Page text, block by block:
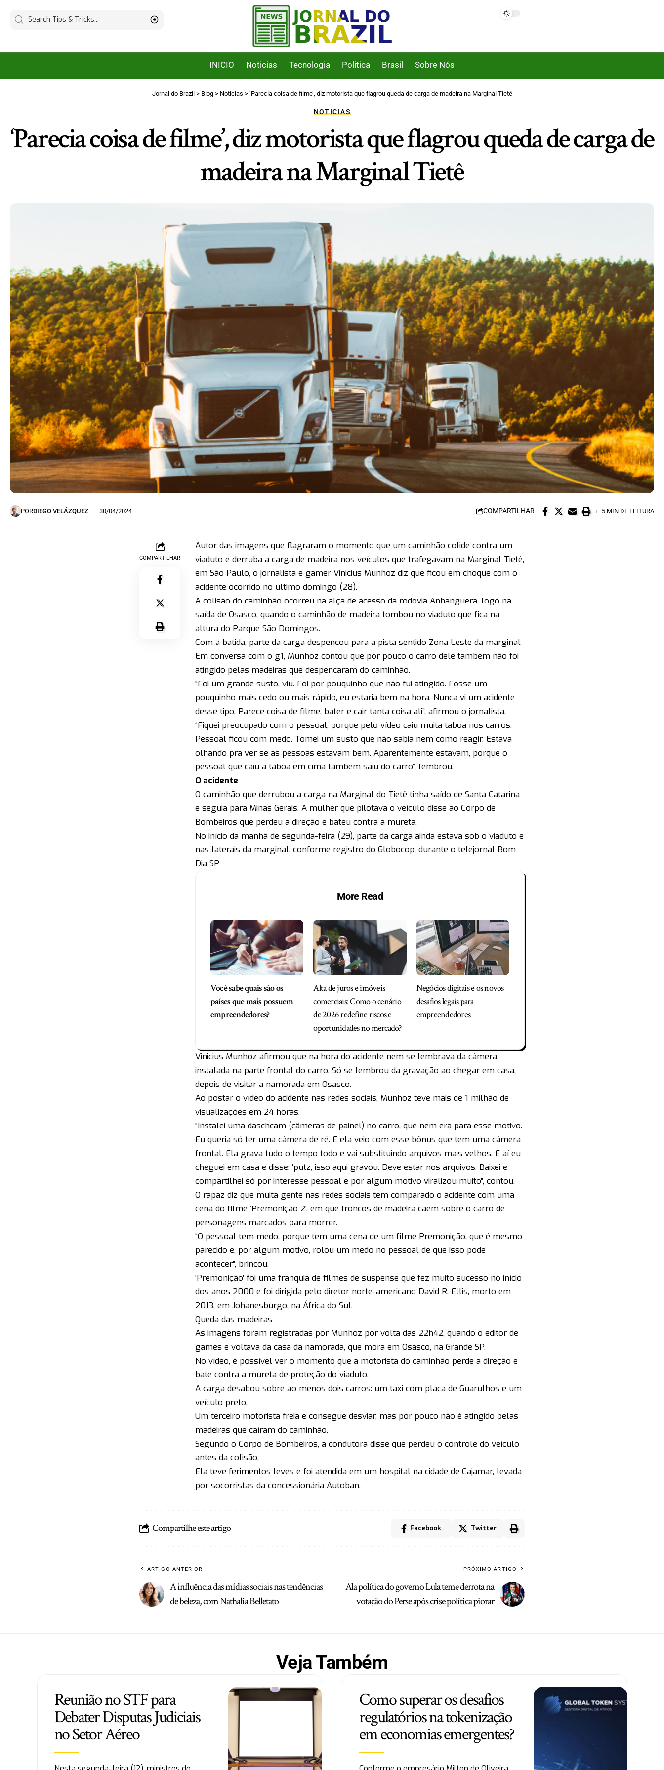
INICIO Noticias Tecnologia Politica Brasil Sobre Nós
Jornal do Brazil > Blog> Noticias > ‘Parecia coisa de filme’, diz motorista que flagrou queda de carga de madeira na Marginal Tietê
NOTICIAS
‘Parecia coisa de filme’, diz motorista que flagrou queda de carga de
madeira na Marginal Tietê
PORDIEGO VELÁZQUEZ 30/04/2024 COMPARTILHAR 5 MIN DE LEITURA
COMPARTILHAR
Autor das imagens que flagraram o momento que um caminhão colide contra um
viaduto e derruba a carga de madeira nos veículos que trafegavam na Marginal Tietê,
em São Paulo, o jornalista e gamer Vinicius Munhoz diz que ficou em choque com o
acidente ocorrido no último domingo (28).
A colisão do caminhão ocorreu na alça de acesso da rodovia Anhanguera, logo na
saída de Osasco, quando o caminhão de madeira tombou no viaduto que fica na
altura do Parque São Domingos.
Com a batida, parte da carga despencou para a pista sentido Zona Leste da marginal
Em conversa com o g1, Munhoz contou que por pouco o carro dele também não foi
atingido pelas madeiras que despencaram do caminhão.
“Foi um grande susto, viu. Foi por pouquinho que não fui atingido. Fosse um
pouquinho mais cedo ou mais rápido, eu estaria bem na hora. Nunca vi um acidente
desse tipo. Parece coisa de filme, bater e cair tanta coisa ali”, afirmou o jornalista.
“Fiquei preocupado com o pessoal, porque pelo vídeo caiu muita taboa nos carros.
Pessoal ficou com medo. Tomei um susto que não sabia nem como reagir. Estava
olhando pra ver se as pessoas estavam bem. Aparentemente estavam, porque o
pessoal que caiu a taboa em cima também saiu do carro”, lembrou.
O acidente
O caminhão que derrubou a carga na Marginal do Tietê tinha saído de Santa Catarina
e seguia para Minas Gerais. A mulher que pilotava o veículo disse ao Corpo de
Bombeiros que perdeu a direção e bateu contra a mureta.
No início da manhã de segunda-feira (29), parte da carga ainda estava sob o viaduto e
nas laterais da marginal, conforme registro do Globocop, durante o telejornal Bom
Dia SP
More Read
Você sabe quais são os
países que mais possuem
empreendedores?
Alta de juros e imóveis
comerciais: Como o cenário
de 2026 redefine riscos e
oportunidades no mercado?
Negócios digitais e os novos
desafios legais para
empreendedores
Vinicius Munhoz afirmou que na hora do acidente nem se lembrava da câmera
instalada na parte frontal do carro. Só se lembrou da gravação ao chegar em casa,
depois de visitar a namorada em Osasco.
Ao postar o vídeo do acidente nas redes sociais, Munhoz teve mais de 1 milhão de
visualizações em 24 horas.
“Instalei uma daschcam (câmeras de painel) no carro, que nem era para esse motivo.
Eu queria só ter uma câmera de ré. E ela veio com esse bônus que tem uma câmera
frontal. Ela grava tudo o tempo todo e vai substituindo arquivos mais velhos. E aí eu
cheguei em casa e disse: ‘putz, isso aqui gravou. Deve estar nos arquivos. Baixei e
compartilhei só por interesse pessoal e por algum motivo viralizou muito”, contou.
O rapaz diz que muita gente nas redes sociais tem comparado o acidente com uma
cena do filme ‘Premonição 2’, em que troncos de madeira caem sobre o carro de
personagens marcados para morrer.
“O pessoal tem medo, porque tem uma cena de um filme Premonição, que é mesmo
parecido e, por algum motivo, rolou um medo no pessoal de que isso pode
acontecer”, brincou.
‘Premonição’ foi uma franquia de filmes de suspense que fez muito sucesso no início
dos anos 2000 e foi dirigida pelo diretor norte-americano David R. Ellis, morto em
2013, em Johanesburgo, na África do Sul.
Queda das madeiras
As imagens foram registradas por Munhoz por volta das 22h42, quando o editor de
games e voltava da casa da namorada, que mora em Osasco, na Grande SP.
No vídeo, é possível ver o momento que a motorista do caminhão perde a direção e
bate contra a mureta de proteção do viaduto.
A carga desabou sobre ao menos dois carros: um taxi com placa de Guarulhos e um
veículo preto.
Um terceiro motorista freia e consegue desviar, mas por pouco não é atingido pelas
madeiras que caíram do caminhão.
Segundo o Corpo de Bombeiros, a condutora disse que perdeu o controle do veículo
antes da colisão.
Ela teve ferimentos leves e foi atendida em um hospital na cidade de Cajamar, levada
por socorristas da concessionária Autoban.
Compartilhe este artigo Facebook Twitter
ARTIGO ANTERIOR
A influência das mídias sociais nas tendências
de beleza, com Nathalia Belletato
PRÓXIMO ARTIGO
Ala política do governo Lula teme derrota na
votação do Perse após crise política piorar
Veja Também
Reunião no STF para
Debater Disputas Judiciais
no Setor Aéreo
Como superar os desafios
regulatórios na tokenização
em economias emergentes?